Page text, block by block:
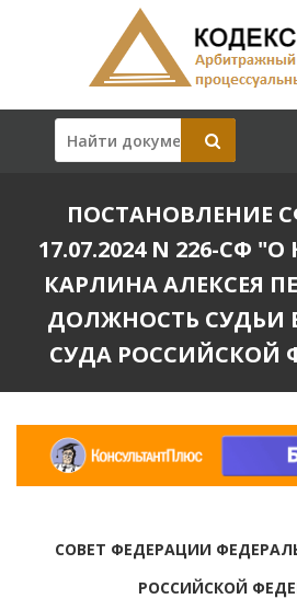
ПОСТАНОВЛЕНИЕ
17.07.2024 N 226-СФ
КАРЛИНА АЛЕКСЕЯ
ДОЛЖНОСТЬ СУДЬИ
СУДА РОССИЙСКОЙ
СОВЕТ ФЕДЕРАЦИИ
РОССИЙСКОЙ